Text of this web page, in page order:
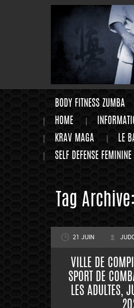
BODY FITNESS ZUMBA
HOME
KRAV MAGA
LE
SELF DEFENSE FEMININE
Tag Archive:
21 JUIN
VILLE DE
SPORT DE
LES ADULTES,